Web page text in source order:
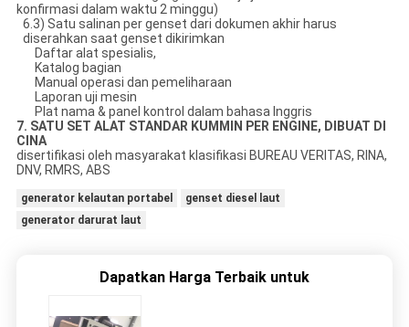
konfirmasi dalam waktu 2 minggu)
6.3) Satu salinan per genset dari dokumen akhir harus
diserahkan saat genset dikirimkan
Daftar alat spesialis,
Katalog bagian
Manual operasi dan pemeliharaan
Laporan uji mesin
Plat nama & panel kontrol dalam bahasa Inggris
7. SATU SET ALAT STANDAR KUMMIN PER ENGINE, DIBUAT DI
CINA
disertifikasi oleh masyarakat klasifikasi BUREAU VERITAS, RINA,
DNV, RMRS, ABS
generator kelautan portabel
genset diesel laut
generator darurat laut
Dapatkan Harga Terbaik untuk